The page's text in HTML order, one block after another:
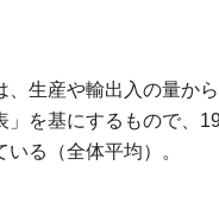
、生産や輸出入の量か
」を基にするもので、
る（全体平均）。